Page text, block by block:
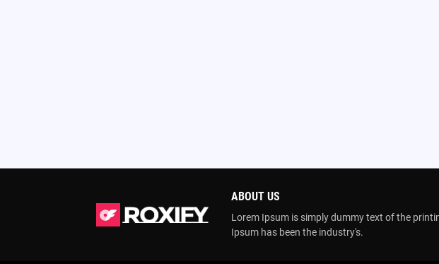
ABOUT US
Lorem Ipsum is simply dummy text of the
Ipsum has been the industry's.